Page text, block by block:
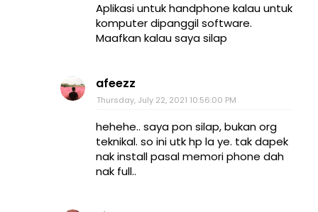
Aplikasi untuk handphone kalau untuk
komputer dipanggil software.
Maafkan kalau saya silap
afeezz
Thursday, July 22, 2021 10:56:00 PM
hehehe.. saya pon silap, bukan org
teknikal. so ini utk hp la ye. tak dapek
nak install pasal memori phone dah
nak full..